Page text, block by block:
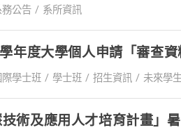
務公告 / 系所資訊
年度大學個人申請「審查資
際學士班 / 學士班 / 招生資訊 / 未來學生
術及應用人才培育計畫」